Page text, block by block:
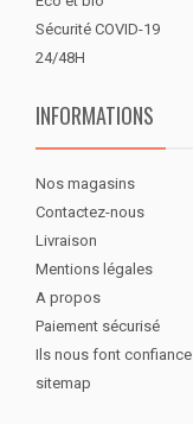
Sécurité COVID-19
24/48H
INFORMATIONS
Nos magasins
Contactez-nous
Livraison
Mentions légales
A propos
Paiement sécurisé
Ils nous font confiance
sitemap